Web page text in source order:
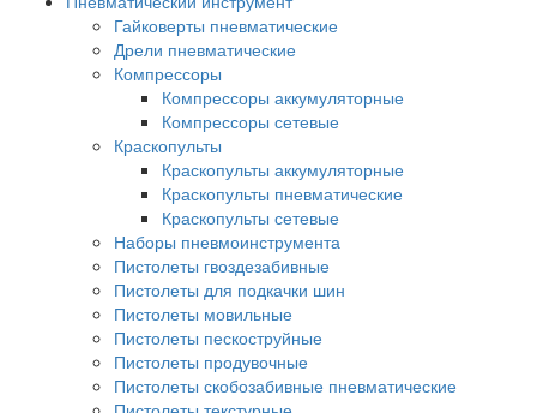
Гайковерты пневматические
Дрели пневматические
Компрессоры
Компрессоры аккумуляторные
Компрессоры сетевые
Краскопульты
Краскопульты аккумуляторные
Краскопульты пневматические
Краскопульты сетевые
Наборы пневмоинструмента
Пистолеты гвоздезабивные
Пистолеты для подкачки шин
Пистолеты мовильные
Пистолеты пескоструйные
Пистолеты продувочные
Пистолеты скобозабивные пневматические